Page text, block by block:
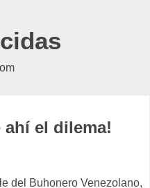
el dilema!
del Buhonero Venezolano,